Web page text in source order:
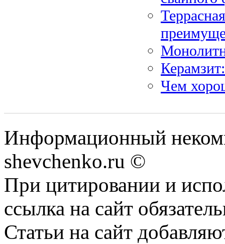
Чем
Информационный
shevchenko.ru ©
При цитировании и
ссылка на сайт
Статьи на сайт